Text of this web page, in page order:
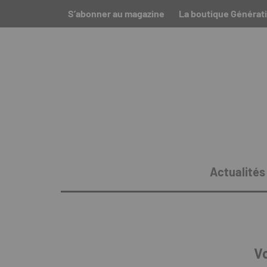
S’abonner au magazine La boutique
Actualités